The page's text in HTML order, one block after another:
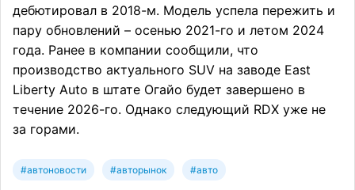
дебютировал в 2018-м. Модель успела пережить и
пару обновлений – осенью 2021-го и летом 2024
года. Ранее в компании сообщили, что
производство актуального SUV на заводе East
Liberty Auto в штате Огайо будет завершено в
течение 2026-го. Однако следующий RDX уже не
за горами.
#автоновости #авторынок #авто